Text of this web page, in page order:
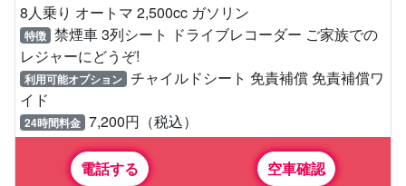
8人乗り オートマ 2,500cc ガソリン
特徴 禁煙車 3列シート ドライブレコーダー ご家族での
レジャーにどうぞ!
利用可能オプション チャイルドシート 免責補償 免責補償ワ
イド
24時間料金 7,200円（税込）
電話する 空車確認